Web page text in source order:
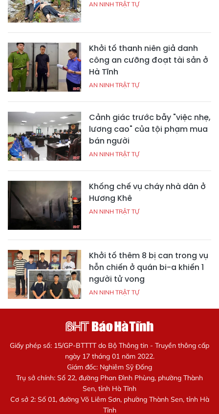
AN NINH TRẬT TỰ
Khởi tố thanh niên giả danh
công an cưỡng đoạt tài sản ở
Hà Tĩnh
AN NINH TRẬT TỰ
Cảnh giác trước bẫy "việc nhẹ,
lương cao" của tội phạm mua
bán người
AN NINH TRẬT TỰ
Khống chế vụ cháy nhà dân ở
Hương Khê
AN NINH TRẬT TỰ
Khởi tố thêm 8 bị can trong vụ
hỗn chiến ở quán bi-a khiến 1
người tử vong
AN NINH TRẬT TỰ
Giấy phép số: 15/GP-BTTTT do Bộ Thông tin - Truyền thông cấp
ngày 17 tháng 01 năm 2022.
Giám đốc: Nghiêm Sỹ Đống
Trụ sở chính: Số 22, đường Phan Đình Phùng, phường Thành
Sen, tỉnh Hà Tĩnh
Cơ sở 2: Số 01, đường Võ Liêm Sơn, phường Thành Sen, tỉnh Hà
Tĩnh